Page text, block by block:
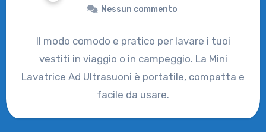
Nessun commento
Il modo comodo e pratico per lavare i tuoi
vestiti in viaggio o in campeggio. La Mini
Lavatrice Ad Ultrasuoni è portatile, compatta e
facile da usare.